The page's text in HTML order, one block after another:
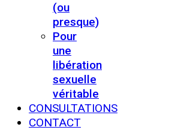
(ou
presque)
Pour
une
libération
sexuelle
véritable
CONSULTATIONS
CONTACT